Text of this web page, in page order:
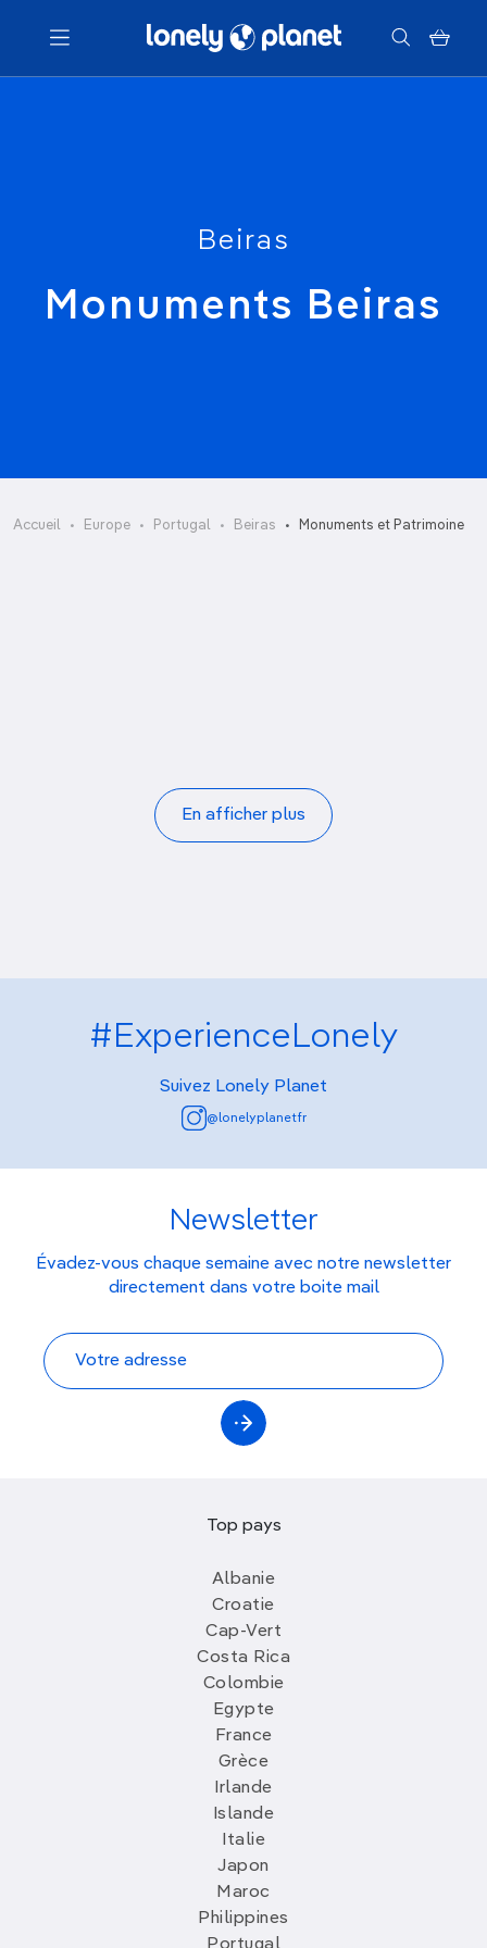
Menu
Beiras
Monuments Beiras
Accueil Europe Portugal Beiras Monuments et Patrimoine
Azulejos
Biblioteca Joanina
En afficher plus
#ExperienceLonely
Suivez Lonely Planet
@lonelyplanetfr
Newsletter
Évadez-vous chaque semaine avec notre newsletter
directement dans votre boite mail
Top pays
Albanie
Croatie
Cap-Vert
Costa Rica
Colombie
Egypte
France
Grèce
Irlande
Islande
Italie
Japon
Maroc
Philippines